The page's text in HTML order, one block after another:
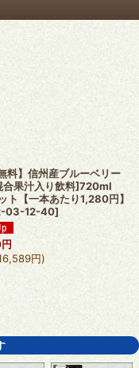
料】信州産ブルーベリー
合果汁入り飲料]720ml
ト【一本あたり1,280円】
03-12-40]
円
円)